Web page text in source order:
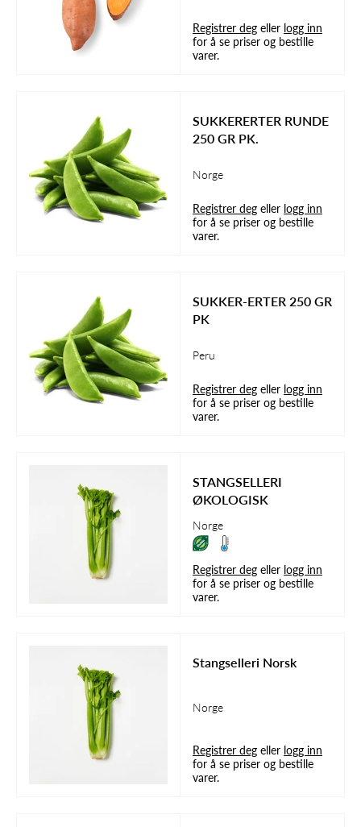
Registrer deg eller logg inn
for å se priser og bestille
varer.
SUKKERERTER RUNDE
250 GR PK.
Norge
Registrer deg eller logg inn
for å se priser og bestille
varer.
SUKKER-ERTER 250 GR
PK
Peru
Registrer deg eller logg inn
for å se priser og bestille
varer.
STANGSELLERI
ØKOLOGISK
Norge
Registrer deg eller logg inn
for å se priser og bestille
varer.
Stangselleri Norsk
Norge
Registrer deg eller logg inn
for å se priser og bestille
varer.